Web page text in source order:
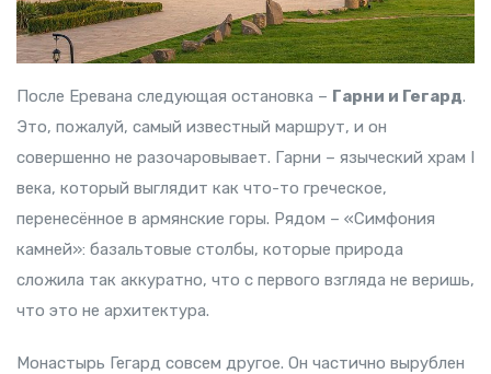
После Еревана следующая остановка – Гарни и Гегард.
Это, пожалуй, самый известный маршрут, и он
совершенно не разочаровывает. Гарни – языческий храм I
века, который выглядит как что-то греческое,
перенесённое в армянские горы. Рядом – «Симфония
камней»: базальтовые столбы, которые природа
сложила так аккуратно, что с первого взгляда не веришь,
что это не архитектура.
Монастырь Гегард совсем другое. Он частично вырублен